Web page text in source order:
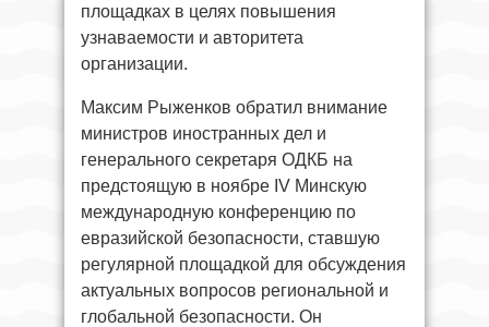
площадках в целях повышения
узнаваемости и авторитета
организации.
Максим Рыженков обратил внимание
министров иностранных дел и
генерального секретаря ОДКБ на
предстоящую в ноябре IV Минскую
международную конференцию по
евразийской безопасности, ставшую
регулярной площадкой для обсуждения
актуальных вопросов региональной и
глобальной безопасности. Он